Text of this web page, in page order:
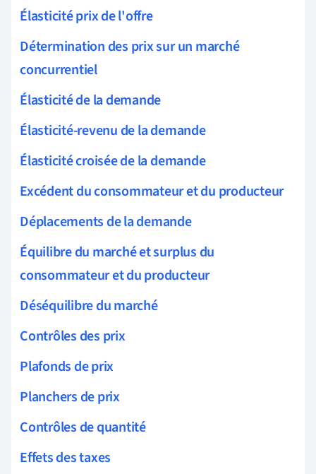
Élasticité prix de l'offre
Détermination des prix sur un marché
concurrentiel
Élasticité de la demande
Élasticité-revenu de la demande
Élasticité croisée de la demande
Excédent du consommateur et du producteur
Déplacements de la demande
Équilibre du marché et surplus du
consommateur et du producteur
Déséquilibre du marché
Contrôles des prix
Plafonds de prix
Planchers de prix
Contrôles de quantité
Effets des taxes